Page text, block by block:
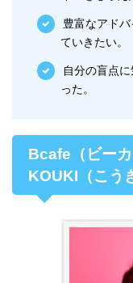
豊富なアド
ていきたい。
自分の盲点
った。
Bcafe（ビー
KOUKI（こう